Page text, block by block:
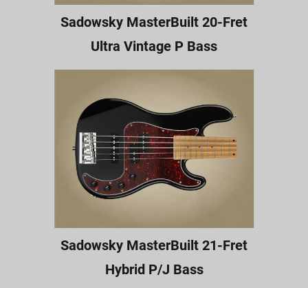
Sadowsky MasterBuilt 20-Fret
Ultra Vintage P Bass
Sadowsky MasterBuilt 21-Fret
Hybrid P/J Bass